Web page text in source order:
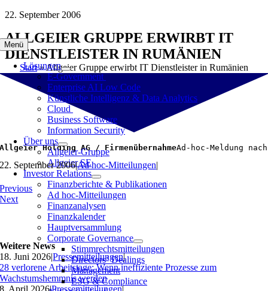
Zum
springen
Menü
Lösungen
E-Government
Enterprise AI Low Code
Künstliche Intelligenz & Data Analytics
Cloud
Business Software
Information Security
Über uns
Allgeier-Gruppe
Allgeier SE
Investor Relations
Finanzberichte & Publikationen
Ad hoc-Mitteilungen
Finanzanalysen
Finanzkalender
Hauptversammlung
Corporate Governance
Stimmrechtsmitteilungen
Directors‘ Dealings
Management
ESG & Compliance
22. September 2006
ALLGEIER GRUPPE ERWIRBT IT
DIENSTLEISTER IN RUMÄNIEN
Start»Allgeier Gruppe erwirbt IT Dienstleister in Rumänien
Allgeier Holding AG / FirmenübernahmeAd-hoc-Meldung
22. September 2006|Ad hoc-Mitteilungen|
Previous
Next
Weitere News
18. Juni 2026|Pressemitteilungen|
28 verlorene Arbeitstage: Wenn ineffiziente Prozesse zum
Wachstumshemmnis werden
8. April 2026|Pressemitteilungen|